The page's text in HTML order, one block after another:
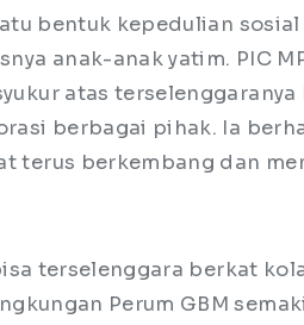
bentuk kepedulian sosial
anak-anak yatim. PIC
atas
berbagai pihak. Ia
terus berkembang dan
terselenggara berkat
Perum GBM